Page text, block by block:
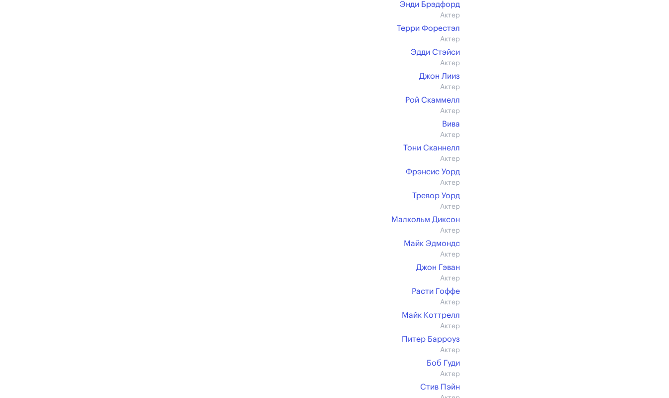
Энди Брэдфорд
Актер
Терри Форестэл
Актер
Эдди Стэйси
Актер
Джон Лииз
Актер
Рой Скаммелл
Актер
Вива
Актер
Тони Сканнелл
Актер
Фрэнсис Уорд
Актер
Тревор Уорд
Актер
Малкольм Диксон
Актер
Майк Эдмондс
Актер
Джон Гэван
Актер
Расти Гоффе
Актер
Майк Коттрелл
Актер
Питер Барроуз
Актер
Боб Гуди
Актер
Стив Пэйн